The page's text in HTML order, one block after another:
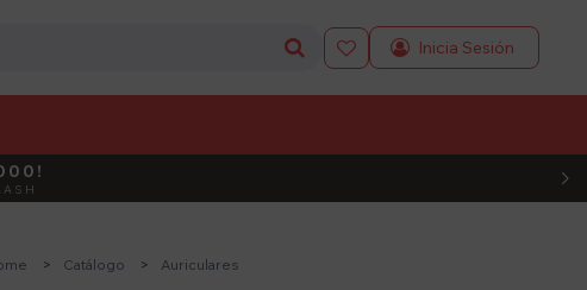

EL CÓDIGO
Catálogo Auriculares